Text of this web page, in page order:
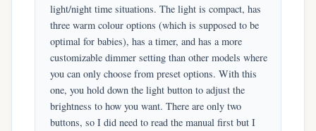
light/night time situations. The light is compact, has
three warm colour options (which is supposed to be
optimal for babies), has a timer, and has a more
customizable dimmer setting than other models where
you can only choose from preset options. With this
one, you hold down the light button to adjust the
brightness to how you want. There are only two
buttons, so I did need to read the manual first but I